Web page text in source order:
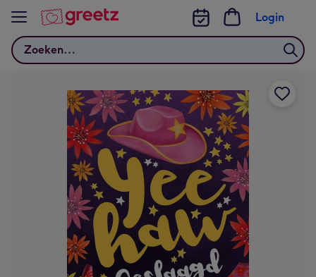
Bekijk meer
Zoeken
Login